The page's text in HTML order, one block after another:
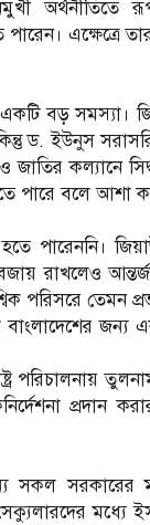
অর্থনীতিতে
এক্ষেত্রে
বড় সমস্যা।
ড. ইউনুস
কল্যানে
পারে বলে আশা
পারেননি।
রাখলেও
পরিসরে তেমন
বাংলাদেশের জন্য
পরিচালনায়
প্রদান
সকল
মধ্যে